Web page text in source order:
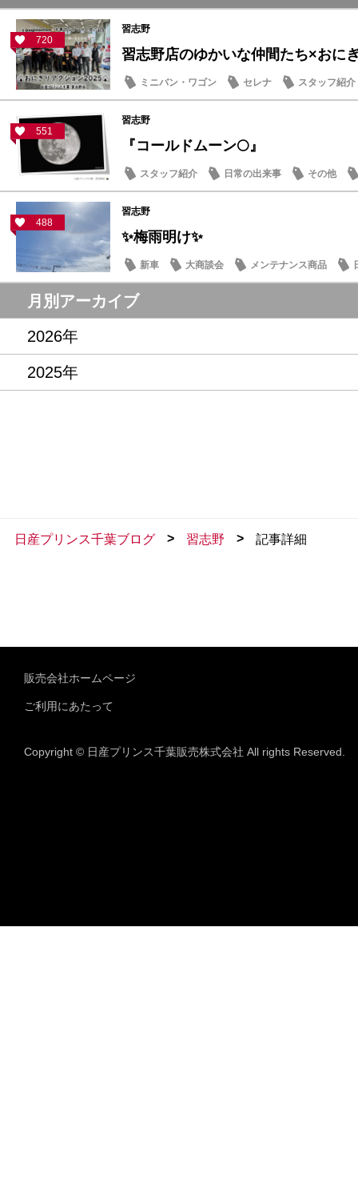
720
習志野
習志野店のゆかいな仲間たち×おに
ミニバン・ワゴン セレナ スタッフ紹介
551
習志野
『コールドムーン🌕』
スタッフ紹介 日常の出来事 その他
488
習志野
✨梅雨明け✨
新車 大商談会 メンテナンス商品
月別アーカイブ
2026年
2025年
日産プリンス千葉ブログ > 習志野 > 記事詳細
販売会社ホームページ
ご利用にあたって
Copyright © 日産プリンス千葉販売株式会社 All rights Reserved.